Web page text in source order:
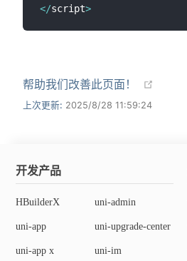
</script>
帮助我们改善此页面！
上次更新: 2025/8/28 11:59:24
开发产品
HBuilderX
uni-app
uni-app x
uni-admin
uni-upgrade-center
uni-im